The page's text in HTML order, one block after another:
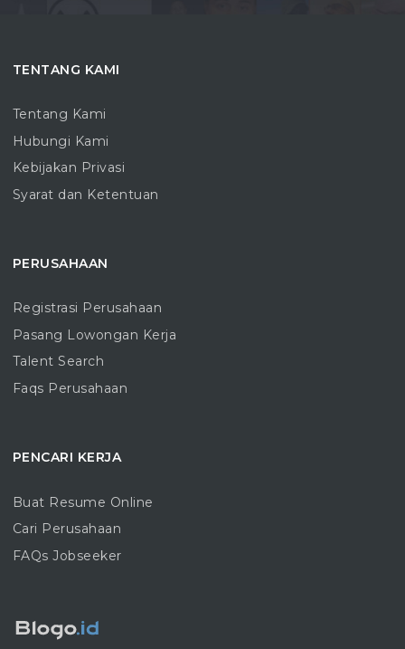
TENTANG KAMI
Tentang Kami
Hubungi Kami
Kebijakan Privasi
Syarat dan Ketentuan
PERUSAHAAN
Registrasi Perusahaan
Pasang Lowongan Kerja
Talent Search
Faqs Perusahaan
PENCARI KERJA
Buat Resume Online
Cari Perusahaan
FAQs Jobseeker